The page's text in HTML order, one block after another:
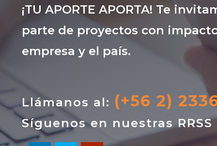
¡TU APORTE APORTA! Te
parte de proyectos con
empresa y el país.
Llámanos al: (+56 2)
Síguenos en nuestras RRSS